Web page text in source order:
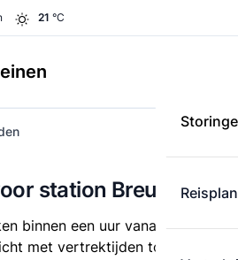
21 °C
station Breukelen
binnen een uur vanaf station
met vertrektijden toont alle